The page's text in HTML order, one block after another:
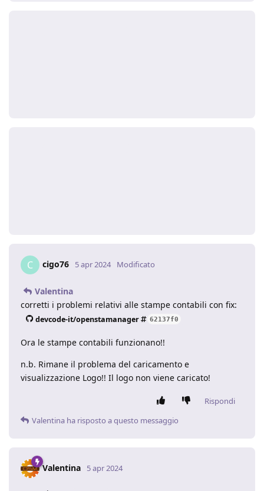
C cigo76 5 apr 2024 Modificato
Valentina
corretti i problemi relativi alle stampe contabili con fix:
devcode-it/openstamanager 62137f0
Ora le stampe contabili funzionano!!
n.b. Rimane il problema del caricamento e
visualizzazione Logo!! Il logo non viene caricato!
Rispondi
Valentina ha risposto a questo messaggio
Valentina 5 apr 2024